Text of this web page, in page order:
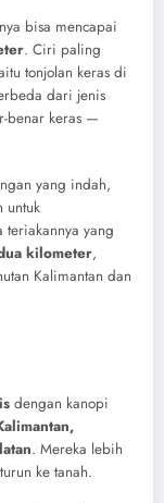
bisa mencapai
. Ciri paling
tonjolan keras di
dari jenis
benar keras —
yang indah,
untuk
teriakannya yang
kilometer,
Kalimantan dan
dengan kanopi
. Mereka lebih
ke tanah.